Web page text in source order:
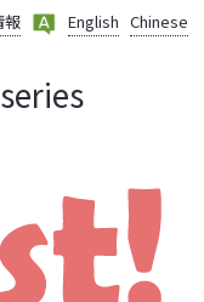
報 English Chinese